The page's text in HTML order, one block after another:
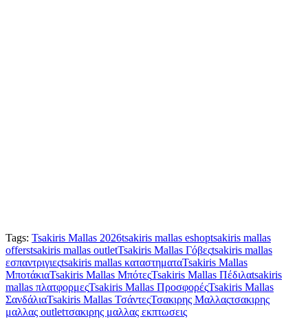
Tags: Tsakiris Mallas 2026tsakiris mallas eshoptsakiris mallas
offerstsakiris mallas outletTsakiris Mallas Γόβεςtsakiris mallas
εσπαντριγιεςtsakiris mallas καταστηματαTsakiris Mallas
ΜποτάκιαTsakiris Mallas ΜπότεςTsakiris Mallas Πέδιλαtsakiris
mallas πλατφορμεςTsakiris Mallas ΠροσφορέςTsakiris Mallas
ΣανδάλιαTsakiris Mallas ΤσάντεςΤσακιρης Μαλλαςτσακιρης
μαλλας outletτσακιρης μαλλας εκπτωσεις